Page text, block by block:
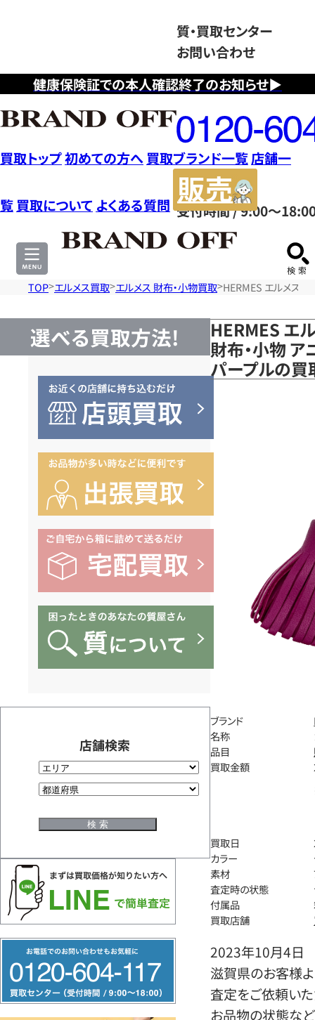
健康保険証での本人確認終了のお知らせ▶
質・買取センター
お問い合わせ
フ
リ
ー
ダ
イ
ヤ
ル
0120604117
受付時間 / 9:00～
買取トップ初めての方へ 買取ブランド一覧店舗一
覧 買取について よくある質問
サ
TOP エルメス買取 エルメス 財布・小物買取 HERMES エルメス
選べる買取方法!
店舗検索
リ
ー
HERMES エ
財布・小物 ア
パープルの買
ブランド
名称
品目
買取金額
買取日
カラー
素材
査定時の状態
付属品
買取店舗
2023年10月4日
滋賀県のお客様
査定をご依頼いた
お品物の状態など